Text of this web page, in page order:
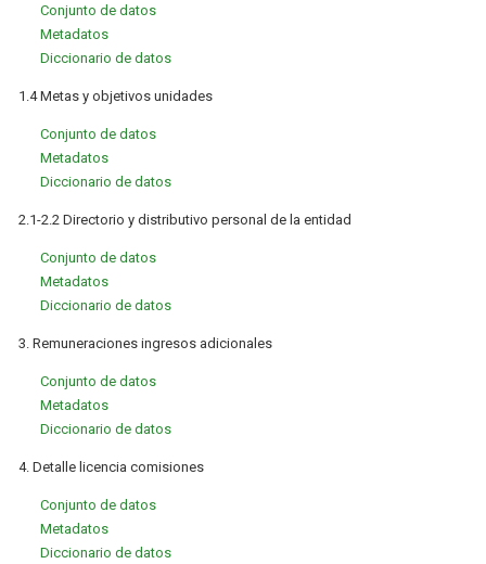
Conjunto de datos
Metadatos
Diccionario de datos
1.4 Metas y objetivos unidades
Conjunto de datos
Metadatos
Diccionario de datos
2.1-2.2 Directorio y distributivo personal de la entidad
Conjunto de datos
Metadatos
Diccionario de datos
3. Remuneraciones ingresos adicionales
Conjunto de datos
Metadatos
Diccionario de datos
4. Detalle licencia comisiones
Conjunto de datos
Metadatos
Diccionario de datos